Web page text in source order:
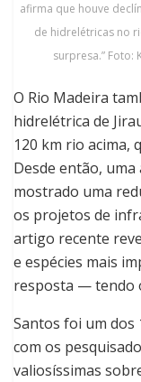
afirma que houve
de hidrelétricas no
surpresa.” Foto:
O Rio Madeira
hidrelétrica de
120 km rio acima,
Desde então,
mostrado uma
os projetos de
artigo recente
e espécies mais
resposta — tendo
Santos foi um dos
com os
valiosíssimas